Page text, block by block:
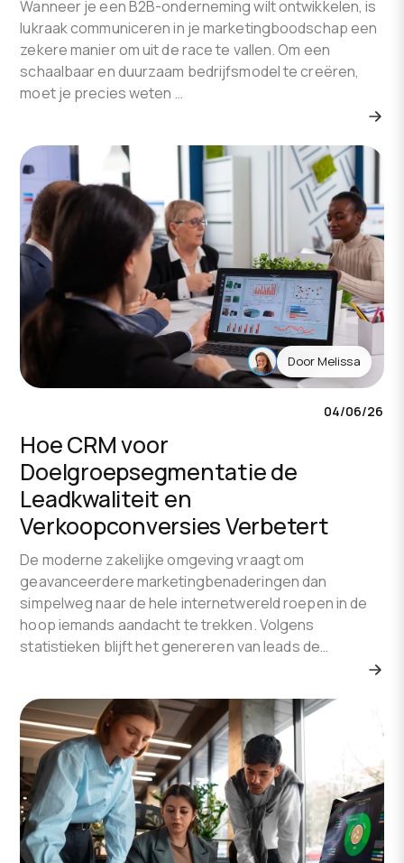
Wanneer je een B2B-onderneming wilt ontwikkelen, is
lukraak communiceren in je marketingboodschap een
zekere manier om uit de race te vallen. Om een
schaalbaar en duurzaam bedrijfsmodel te creëren,
moet je precies weten …
Door Melissa
04/06/26
Hoe CRM voor
Doelgroepsegmentatie de
Leadkwaliteit en
Verkoopconversies Verbetert
De moderne zakelijke omgeving vraagt om
geavanceerdere marketingbenaderingen dan
simpelweg naar de hele internetwereld roepen in de
hoop iemands aandacht te trekken. Volgens
statistieken blijft het genereren van leads de…